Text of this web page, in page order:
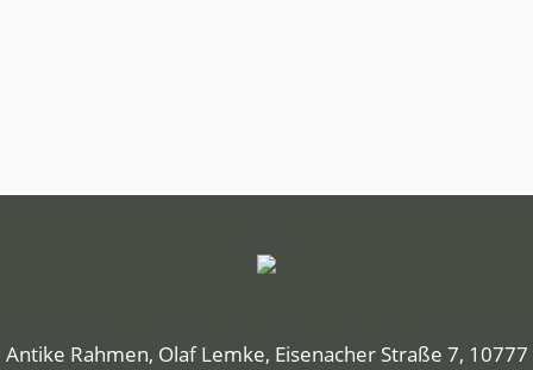
Antike Rahmen, Olaf Lemke, Eisenacher Straße 7, 10777